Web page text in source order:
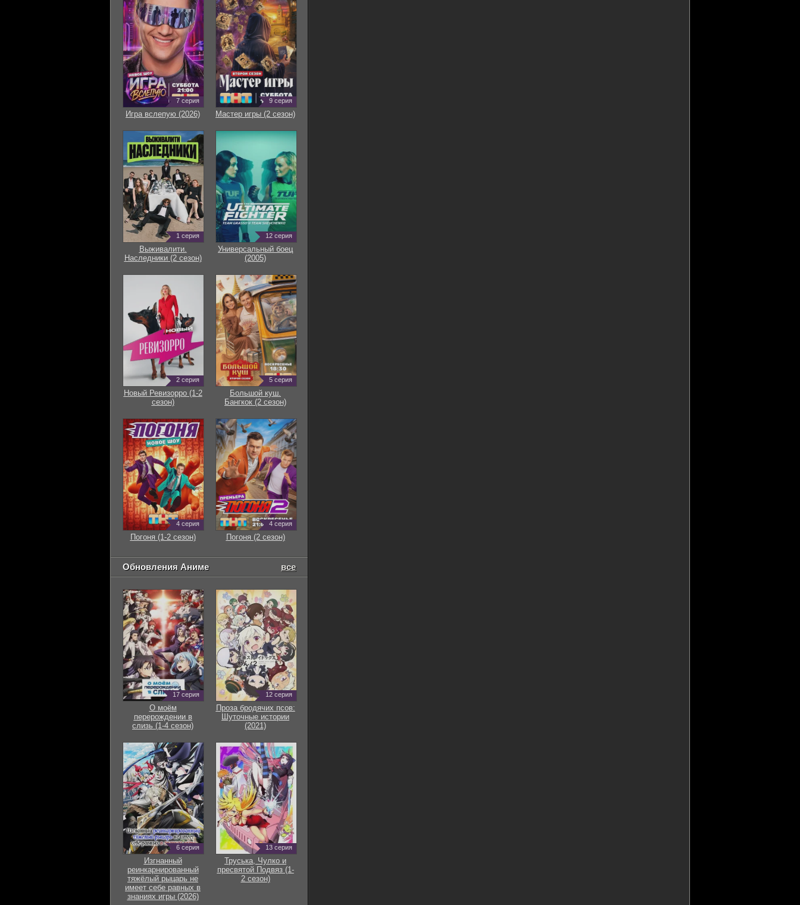
7 серия
Игра вслепую (2026)
9 серия
Мастер игры (2 сезон)
1 серия
Выживалити.
Наследники (2 сезон)
12 серия
Универсальный боец
(2005)
2 серия
Новый Ревизорро (1-2
сезон)
5 серия
Большой куш.
Бангкок (2 сезон)
4 серия
Погоня (1-2 сезон)
4 серия
Погоня (2 сезон)
Обновления Аниме все
17 серия
О моём
перерождении в
слизь (1-4 сезон)
12 серия
Проза бродячих псов:
Шуточные истории
(2021)
6 серия
Изгнанный
реинкарнированный
тяжёлый рыцарь не
имеет себе равных в
знаниях игры (2026)
13 серия
Труська, Чулко и
пресвятой Подвяз (1-
2 сезон)